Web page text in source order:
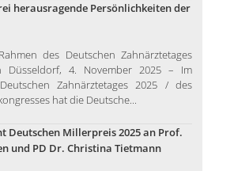
herausragende Persönlichkeiten der
des Deutschen Zahnärztetages
Düsseldorf, 4. November 2025 – Im
Zahnärztetages 2025 / des
hat die Deutsche...
Deutschen Millerpreis 2025 an Prof.
und PD Dr. Christina Tietmann